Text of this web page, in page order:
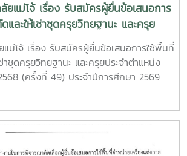
ยแม่โจ้ เรื่อง รับสมัครผู้ยื่นข้อเสนอการ
และให้เช่าชุดครุยวิทยฐานะ และครุย
ะจำปีการศึกษา 2568 (ครั้งที่ 49)
2569 (ครั้งที่ 50) และประจำปีการศึกษา
แม่โจ้ เรื่อง รับสมัครผู้ยื่นข้อเสนอการใช้พื้นที่
าชุดครุยวิทยฐานะ และครุยประจำตำแหน่ง
(ครั้งที่ 49) ประจำปีการศึกษา 2569
ระจำคณะ วิทยาลัย ของมหาวิทยาลัยแม่โจ้